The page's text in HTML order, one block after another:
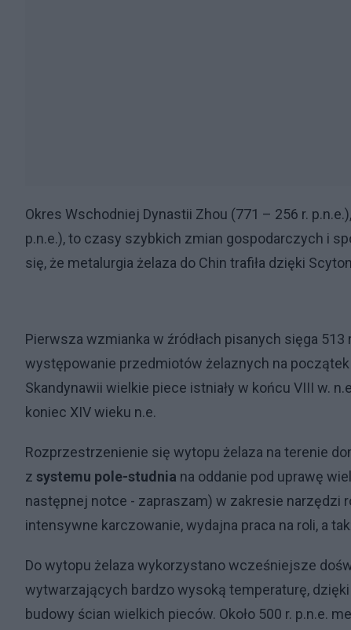
Okres Wschodniej Dynastii Zhou (771 – 256 r.
p.n.e.), to czasy szybkich zmian gospodarczych i
się, że metalurgia żelaza do Chin trafiła dzięki
Pierwsza wzmianka w źródłach pisanych sięga
występowanie przedmiotów żelaznych na
Skandynawii wielkie piece istniały w końcu VIII w.
koniec XIV wieku n.e.
Rozprzestrzenienie się wytopu żelaza na terenie
z systemu pole-studnia na oddanie pod uprawę
następnej notce - zapraszam) w zakresie narzędzi
intensywne karczowanie, wydajna praca na roli, a
Do wytopu żelaza wykorzystano wcześniejsze
wytwarzających bardzo wysoką temperaturę,
budowy ścian wielkich pieców. Około 500 r. p.n.e.